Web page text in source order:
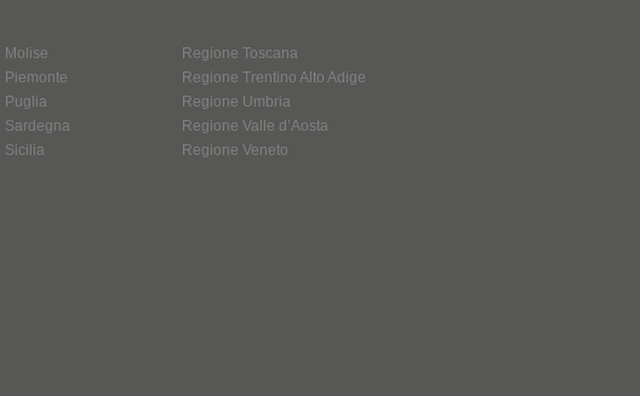
Molise
Piemonte
Puglia
Sardegna
Sicilia
Regione Toscana
Regione Trentino Alto Adige
Regione Umbria
Regione Valle d’Aosta
Regione Veneto